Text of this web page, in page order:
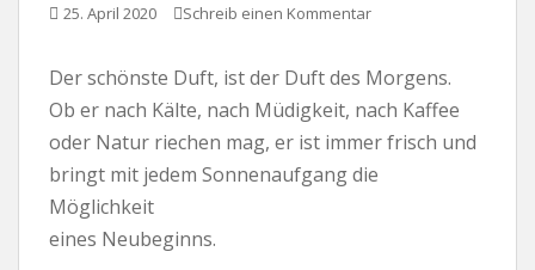
25. April 2020 Schreib einen Kommentar
Der schönste Duft, ist der Duft des Morgens.
Ob er nach Kälte, nach Müdigkeit, nach Kaffee
oder Natur riechen mag, er ist immer frisch und
bringt mit jedem Sonnenaufgang die
Möglichkeit
eines Neubeginns.